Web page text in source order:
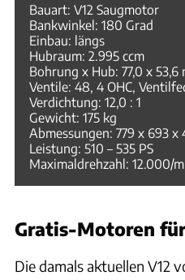
Bauart: V12 Saugmotor
Bankwinkel: 180 Grad
Einbau: längs
Hubraum: 2.995 ccm
Bohrung x Hub: 77,0 x 53,6
Ventile: 48, 4 OHC,
Verdichtung: 12,0 : 1
Gewicht: 175 kg
Abmessungen: 779 x 693 x
Leistung: 510 – 535 PS
Maximaldrehzahl: 12.000/
Gratis-Motoren
Die damals aktuellen V12